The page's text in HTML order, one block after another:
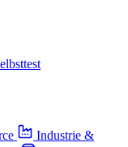
Industrie &